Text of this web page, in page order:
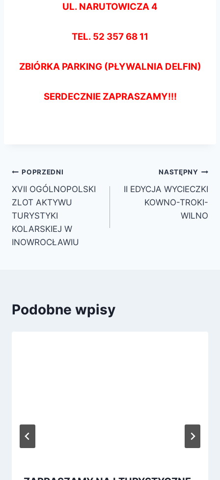
UL. NARUTOWICZA 4
TEL. 52 357 68 11
ZBIÓRKA PARKING (PŁYWALNIA DELFIN)
SERDECZNIE ZAPRASZAMY!!!
POPRZEDNI
XVII OGÓLNOPOLSKI
ZLOT AKTYWU
TURYSTYKI
KOLARSKIEJ W
INOWROCŁAWIU
NASTĘPNY
II EDYCJA WYCIECZKI
KOWNO-TROKI-
WILNO
Podobne wpisy